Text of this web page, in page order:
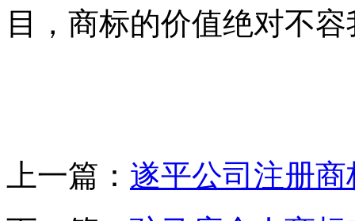
目，商标的价值绝对不
上一篇： 遂平公司注册